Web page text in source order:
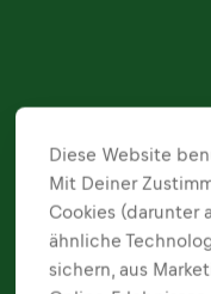
Diese Website
Mit Deiner
Cookies (darunter
ähnliche
sichern, aus